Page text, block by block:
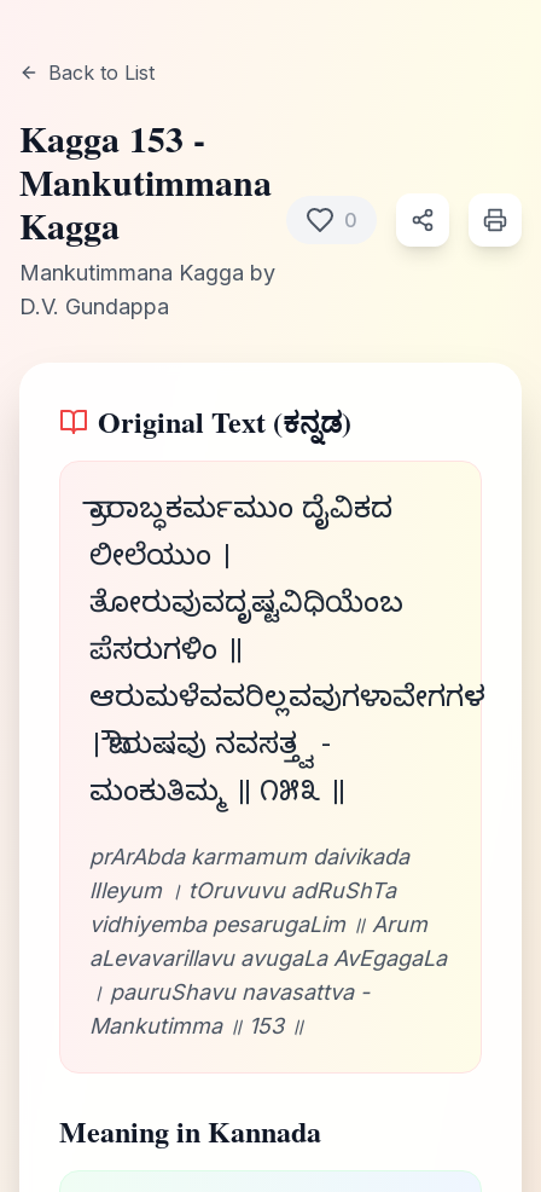
Back to List
Kagga 153 -
Mankutimmana
Kagga
Mankutimmana Kagga by
D.V. Gundappa
0
Original Text (ಕನ್ನಡ)
ಪ್ರಾರಾಬ್ಧಕರ್ಮಮುಂ ದೈವಿಕದ
ಲೀಲೆಯುಂ ।
ತೋರುವುವದೃಷ್ಟವಿಧಿಯೆಂಬ
ಪೆಸರುಗಳಿಂ ॥
ಆರುಮಳೆವವರಿಲ್ಲವವುಗಳಾವೇಗಗಳ
। ಪೌರುಷವು ನವಸತ್ತ್ವ -
ಮಂಕುತಿಮ್ಮ ॥ ೧೫೩ ॥
prArAbda karmamum daivikada
lIleyum । tOruvuvu adRuShTa
vidhiyemba pesarugaLim ॥ Arum
aLevavarillavu avugaLa AvEgagaLa
। pauruShavu navasattva -
Mankutimma ॥ 153 ॥
Meaning in Kannada